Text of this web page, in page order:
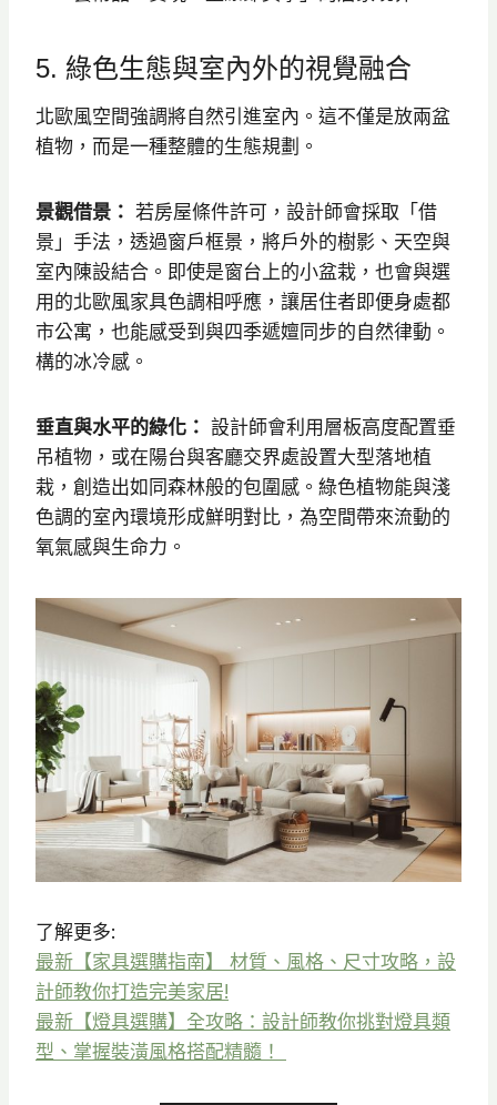
5. 綠色生態與室內外的視覺融合
北歐風空間強調將自然引進室內。這不僅是放兩盆
植物，而是一種整體的生態規劃。
景觀借景： 若房屋條件許可，設計師會採取「借
景」手法，透過窗戶框景，將戶外的樹影、天空與
室內陳設結合。即使是窗台上的小盆栽，也會與選
用的北歐風家具色調相呼應，讓居住者即便身處都
市公寓，也能感受到與四季遞嬗同步的自然律動。
構的冰冷感。
垂直與水平的綠化： 設計師會利用層板高度配置垂
吊植物，或在陽台與客廳交界處設置大型落地植
栽，創造出如同森林般的包圍感。綠色植物能與淺
色調的室內環境形成鮮明對比，為空間帶來流動的
氧氣感與生命力。
了解更多:
最新【家具選購指南】 材質、風格、尺寸攻略，設
計師教你打造完美家居!
最新【燈具選購】全攻略：設計師教你挑對燈具類
型、掌握裝潢風格搭配精髓！